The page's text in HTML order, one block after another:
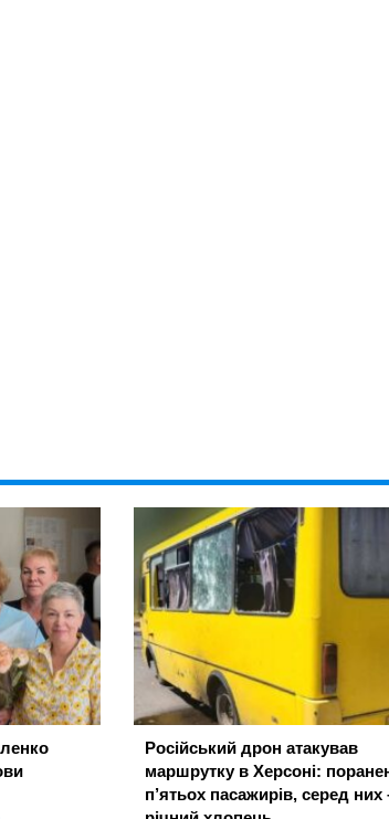
Російський дрон атакував
маршрутку в Херсоні:
п’ятьох пасажирів, серед них